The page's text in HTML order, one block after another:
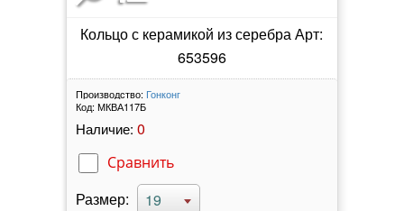
Кольцо с керамикой из серебра Арт:
653596
Производство: Гонконг
Код: МКВА117Б
Наличие: 0
Сравнить
Размер: 19